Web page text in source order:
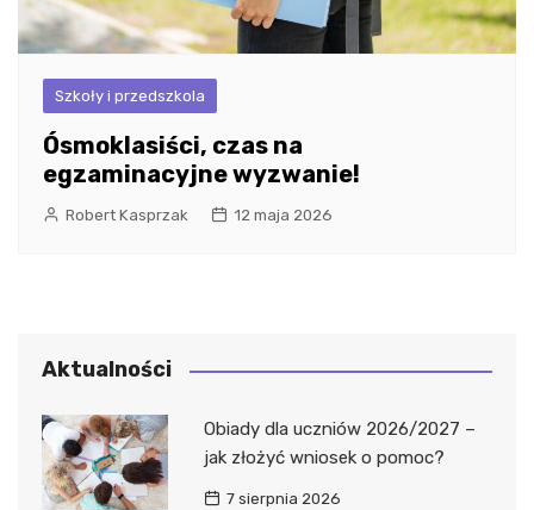
Szkoły i przedszkola
Ósmoklasiści, czas na
egzaminacyjne wyzwanie!
Robert Kasprzak 12 maja 2026
Aktualności
Obiady dla uczniów 2026/2027 –
jak złożyć wniosek o pomoc?
7 sierpnia 2026